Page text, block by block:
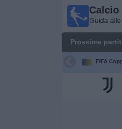
Calcio
Guida
Prossime
FIFA